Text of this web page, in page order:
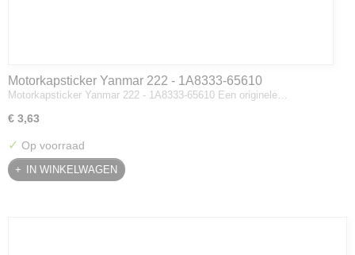
Motorkapsticker Yanmar 222 - 1A8333-65610
Motorkapsticker Yanmar 222 - 1A8333-65610 Een originele…
€ 3,63
✓ Op voorraad
IN WINKELWAGEN